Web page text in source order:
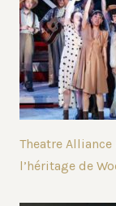
Theatre
l’héritage de